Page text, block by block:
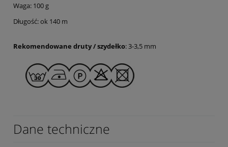
Waga: 100 g
Długość: ok 140 m
Rekomendowane druty / szydełko: 3-3,5 mm
Dane techniczne